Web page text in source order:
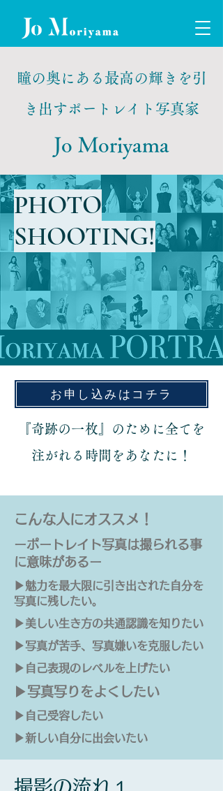
瞳の奥にある最高の輝きを引
き出すポートレイト写真家
Jo Moriyama
PHOTO
SHOOTING!
お申し込みはコチラ
『奇跡の一枚』のために全てを
注がれる時間をあなたに！
こんな人にオススメ！
​ーポートレイト写真は撮られる事
に意味があるー
​▶︎魅力を最大限に引き出された自分を
写真に残したい。
​▶︎美しい生き方の共通認識を知りたい
​▶︎写真が苦手、写真嫌いを克服したい
​▶︎自己表現のレベルを上げたい
​▶︎写真写りをよくしたい
​▶︎自己受容したい
​▶︎新しい自分に出会いたい
​撮影の流れ１